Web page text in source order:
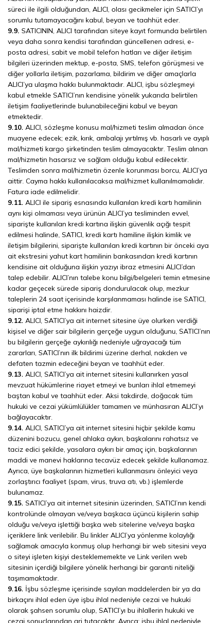
süreci ile ilgili olduğundan, ALICI, olası gecikmeler için SATICI’yı
sorumlu tutamayacağını kabul, beyan ve taahhüt eder.
9.9. SATICININ, ALICI tarafından siteye kayıt formunda belirtilen
veya daha sonra kendisi tarafından güncellenen adresi, e-
posta adresi, sabit ve mobil telefon hatları ve diğer iletişim
bilgileri üzerinden mektup, e-posta, SMS, telefon görüşmesi ve
diğer yollarla iletişim, pazarlama, bildirim ve diğer amaçlarla
ALICI’ya ulaşma hakkı bulunmaktadır. ALICI, işbu sözleşmeyi
kabul etmekle SATICI’nın kendisine yönelik yukarıda belirtilen
iletişim faaliyetlerinde bulunabileceğini kabul ve beyan
etmektedir.
9.10. ALICI, sözleşme konusu mal/hizmeti teslim almadan önce
muayene edecek; ezik, kırık, ambalajı yırtılmış vb. hasarlı ve ayıplı
mal/hizmeti kargo şirketinden teslim almayacaktır. Teslim alınan
mal/hizmetin hasarsız ve sağlam olduğu kabul edilecektir.
Teslimden sonra mal/hizmetin özenle korunması borcu, ALICI’ya
aittir. Cayma hakkı kullanılacaksa mal/hizmet kullanılmamalıdır.
Fatura iade edilmelidir.
9.11. ALICI ile sipariş esnasında kullanılan kredi kartı hamilinin
aynı kişi olmaması veya ürünün ALICI’ya tesliminden evvel,
siparişte kullanılan kredi kartına ilişkin güvenlik açığı tespit
edilmesi halinde, SATICI, kredi kartı hamiline ilişkin kimlik ve
iletişim bilgilerini, siparişte kullanılan kredi kartının bir önceki aya
ait ekstresini yahut kart hamilinin bankasından kredi kartının
kendisine ait olduğuna ilişkin yazıyı ibraz etmesini ALICI’dan
talep edebilir. ALICI’nın talebe konu bilgi/belgeleri temin etmesine
kadar geçecek sürede sipariş dondurulacak olup, mezkur
taleplerin 24 saat içerisinde karşılanmaması halinde ise SATICI,
siparişi iptal etme hakkını haizdir.
9.12. ALICI, SATICI’ya ait internet sitesine üye olurken verdiği
kişisel ve diğer sair bilgilerin gerçeğe uygun olduğunu, SATICI’nın
bu bilgilerin gerçeğe aykırılığı nedeniyle uğrayacağı tüm
zararları, SATICI’nın ilk bildirimi üzerine derhal, nakden ve
defaten tazmin edeceğini beyan ve taahhüt eder.
9.13. ALICI, SATICI’ya ait internet sitesini kullanırken yasal
mevzuat hükümlerine riayet etmeyi ve bunları ihlal etmemeyi
baştan kabul ve taahhüt eder. Aksi takdirde, doğacak tüm
hukuki ve cezai yükümlülükler tamamen ve münhasıran ALICI’yı
bağlayacaktır.
9.14. ALICI, SATICI’ya ait internet sitesini hiçbir şekilde kamu
düzenini bozucu, genel ahlaka aykırı, başkalarını rahatsız ve
taciz edici şekilde, yasalara aykırı bir amaç için, başkalarının
maddi ve manevi haklarına tecavüz edecek şekilde kullanamaz.
Ayrıca, üye başkalarının hizmetleri kullanmasını önleyici veya
zorlaştırıcı faaliyet (spam, virus, truva atı, vb.) işlemlerde
bulunamaz.
9.15. SATICI’ya ait internet sitesinin üzerinden, SATICI’nın kendi
kontrolünde olmayan ve/veya başkaca üçüncü kişilerin sahip
olduğu ve/veya işlettiği başka web sitelerine ve/veya başka
içeriklere link verilebilir. Bu linkler ALICI’ya yönlenme kolaylığı
sağlamak amacıyla konmuş olup herhangi bir web sitesini veya
o siteyi işleten kişiyi desteklememekte ve Link verilen web
sitesinin içerdiği bilgilere yönelik herhangi bir garanti niteliği
taşımamaktadır.
9.16. İşbu sözleşme içerisinde sayılan maddelerden bir ya da
birkaçını ihlal eden üye işbu ihlal nedeniyle cezai ve hukuki
olarak şahsen sorumlu olup, SATICI’yı bu ihlallerin hukuki ve
cezai sonuçlarından ari tutacaktır. Ayrıca; işbu ihlal nedeniyle,